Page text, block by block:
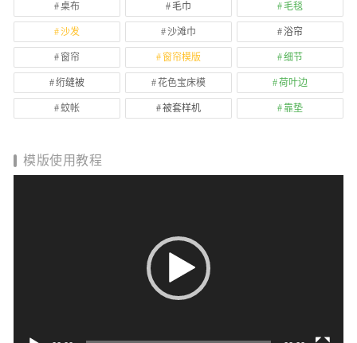
桌布 毛巾 毛毯
沙发 沙滩巾 浴帘
窗帘 窗帘模版 细节
绗缝被 花色宝床模 荷叶边
蚊帐 被套样机 靠垫
模版使用教程